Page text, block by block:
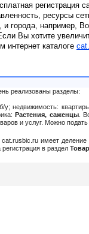
регистрация
ресурсы
и города, например,
Вы хотите
интернет каталоге
реализованы разделы:
у; недвижимость:
Растения, саженцы.
и услуг. Можно
cat.rusbic.ru имеет
в раздел